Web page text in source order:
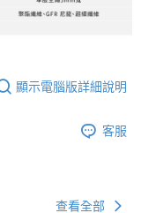
顯示電腦版詳細說明
客服
查看全部